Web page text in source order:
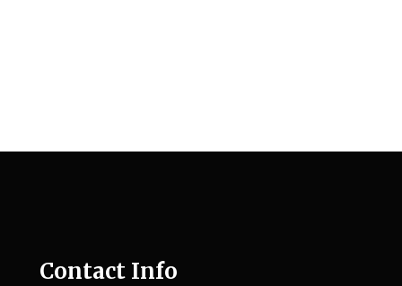
Contact Info